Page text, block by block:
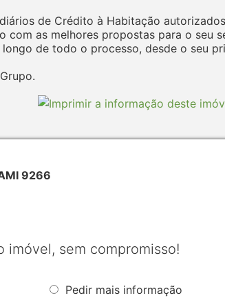
de Crédito à Habitação
as melhores propostas para o seu
de todo o processo, desde o seu
9266
imóvel, sem compromisso!
Pedir mais informação